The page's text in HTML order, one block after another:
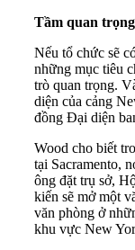
Tầm quan
Nếu tổ chức sẽ
những mục tiêu
trò quan trọng.
diện của cảng
đồng Đại diện
Wood cho biết
tại Sacramento,
ông đặt trụ sở,
kiến sẽ mở một
văn phòng ở
khu vực New